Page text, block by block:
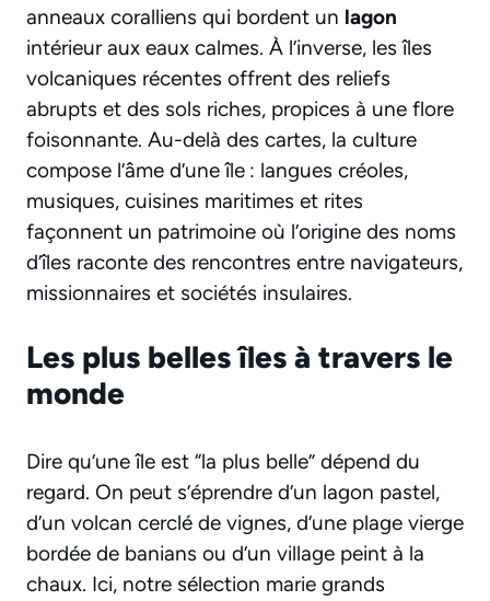
anneaux coralliens qui bordent un lagon
intérieur aux eaux calmes. À l’inverse, les îles
volcaniques récentes offrent des reliefs
abrupts et des sols riches, propices à une flore
foisonnante. Au-delà des cartes, la culture
compose l’âme d’une île : langues créoles,
musiques, cuisines maritimes et rites
façonnent un patrimoine où l’origine des noms
d’îles raconte des rencontres entre navigateurs,
missionnaires et sociétés insulaires.
Les plus belles îles à travers le
monde
Dire qu’une île est “la plus belle” dépend du
regard. On peut s’éprendre d’un lagon pastel,
d’un volcan cerclé de vignes, d’une plage vierge
bordée de banians ou d’un village peint à la
chaux. Ici, notre sélection marie grands